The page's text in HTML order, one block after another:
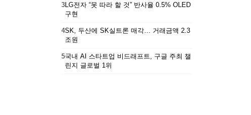
3LG전자 “못 따라 할 것” 반사율 0.5% OLED
구현
4SK, 두산에 SK실트론 매각… 거래금액 2.3
조원
5국내 AI 스타트업 비드래프트, 구글 주최 챌
린지 글로벌 1위